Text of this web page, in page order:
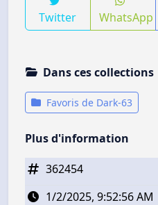
Twitter WhatsApp
Dans ces collections
Favoris de Dark-63
Plus d'information
362454
1/2/2025, 9:52:56 AM